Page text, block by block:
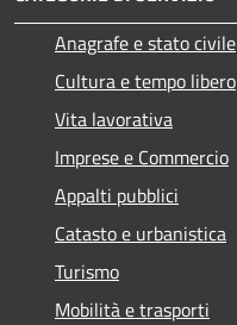
Anagrafe e stato civile
Cultura e tempo libero
Vita lavorativa
Imprese e Commercio
Appalti pubblici
Catasto e urbanistica
Turismo
Mobilità e trasporti